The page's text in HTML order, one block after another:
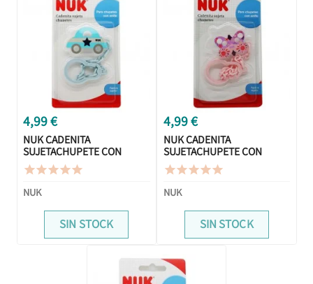
4,99 €
NUK CADENITA
SUJETACHUPETE CON
ANILLA COCHE AZUL

NUK
SIN STOCK
4,99 €
NUK CADENITA
SUJETACHUPETE CON
ANILLA MARIPOSA ROSA

NUK
SIN STOCK